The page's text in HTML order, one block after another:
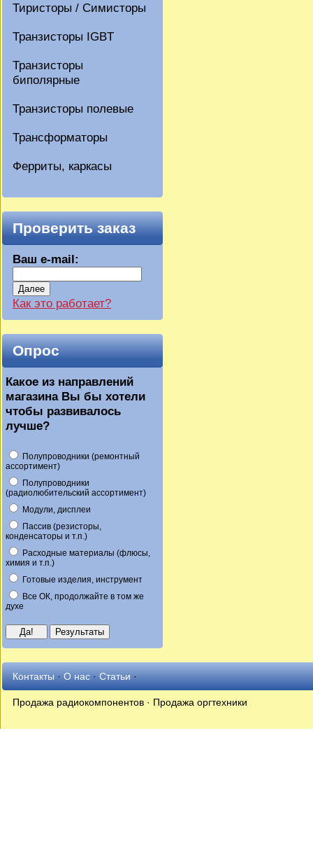
Тиристоры / Симисторы
Транзисторы IGBT
Транзисторы
биполярные
Транзисторы полевые
Трансформаторы
Ферриты, каркасы
Проверить заказ
Ваш e-mail:
Далее
Как это работает?
Опрос
Какое из направлений
магазина Вы бы хотели
чтобы развивалось
лучше?
Полупроводники (ремонтный
ассортимент)
Полупроводники
(радиолюбительский ассортимент)
Модули, дисплеи
Пассив (резисторы,
конденсаторы и т.п.)
Расходные материалы (флюсы,
химия и т.п.)
Готовые изделия, инструмент
Все ОК, продолжайте в том же
духе
Контакты·О нас·Статьи·
Продажа радиокомпонентов · Продажа оргтехники